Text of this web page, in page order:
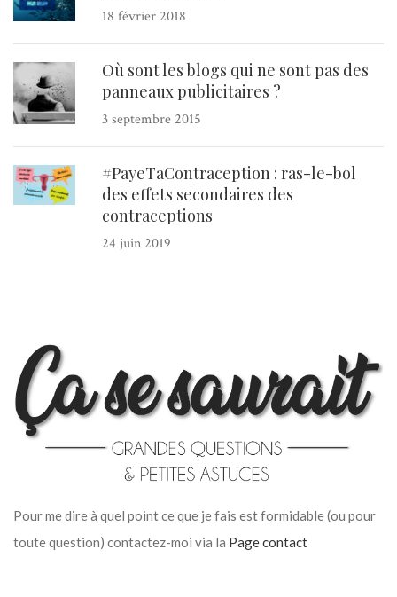
18 février 2018
Où sont les blogs qui ne sont pas des
panneaux publicitaires ?
3 septembre 2015
#PayeTaContraception : ras-le-bol
des effets secondaires des
contraceptions
24 juin 2019
Pour me dire à quel point ce que je fais est formidable (ou pour
toute question) contactez-moi via la Page contact